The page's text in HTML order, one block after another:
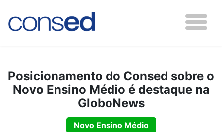
Posicionamento do Consed sobre o
Novo Ensino Médio é destaque na
GloboNews
Novo Ensino Médio